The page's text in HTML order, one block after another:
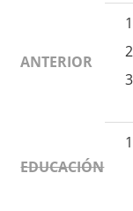
ANTERIOR
EDUCACIÓN